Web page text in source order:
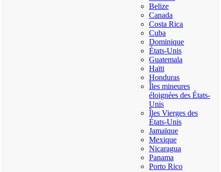
Belize
Canada
Costa Rica
Cuba
Dominique
États-Unis
Guatemala
Haïti
Honduras
Îles mineures
éloignées des États-
Unis
Îles Vierges des
États-Unis
Jamaïque
Mexique
Nicaragua
Panama
Porto Rico